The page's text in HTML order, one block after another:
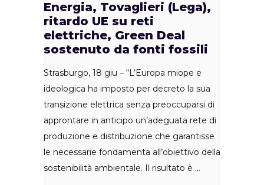
Energia, Tovaglieri (Lega),
ritardo UE su reti
elettriche, Green Deal
sostenuto da fonti fossili
Strasburgo, 18 giu – “L’Europa miope e
ideologica ha imposto per decreto la sua
transizione elettrica senza preoccuparsi di
approntare in anticipo un’adeguata rete di
produzione e distribuzione che garantisse
le necessarie fondamenta all’obiettivo della
sostenibilità ambientale. Il risultato è